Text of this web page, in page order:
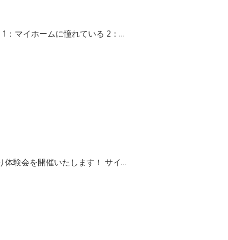
：マイホームに憧れている 2：…
体験会を開催いたします！ サイ…